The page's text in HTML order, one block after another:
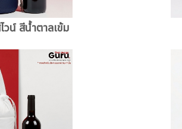
วน์ สีน้ำตาลเข้ม